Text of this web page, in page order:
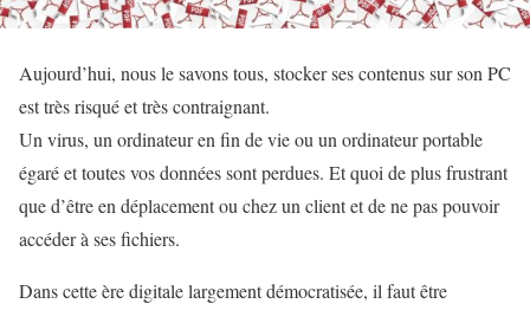
Aujourd’hui, nous le savons tous, stocker ses contenus sur son PC
est très risqué et très contraignant.
Un virus, un ordinateur en fin de vie ou un ordinateur portable
égaré et toutes vos données sont perdues. Et quoi de plus frustrant
que d’être en déplacement ou chez un client et de ne pas pouvoir
accéder à ses fichiers.
Dans cette ère digitale largement démocratisée, il faut être